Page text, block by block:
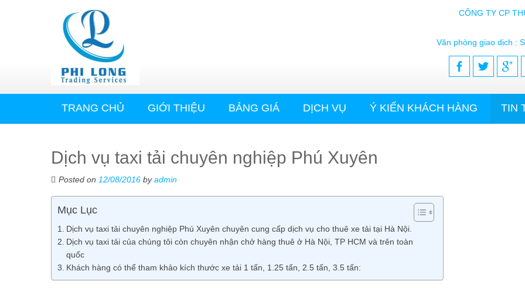
CÔNG TY CP
Văn phòng giao dịch :
TRANG CHỦ GIỚI THIỆU BẢNG GIÁ DỊCH VỤ Ý KIẾN KHÁCH HÀNG TIN
Dịch vụ taxi tải chuyên nghiệp Phú Xuyên
Posted on 12/08/2016 byadmin
Mục Lục
Dịch vụ taxi tải chuyên nghiệp Phú Xuyên chuyên cung cấp dịch vụ cho thuê xe tải tại Hà Nội.
Dịch vụ taxi tải của chúng tôi còn chuyên nhận chở hàng thuê ở Hà Nội, TP HCM và trên toàn
quốc
Khách hàng có thể tham khảo kích thước xe tải 1 tấn, 1.25 tấn, 2.5 tấn, 3.5 tấn: